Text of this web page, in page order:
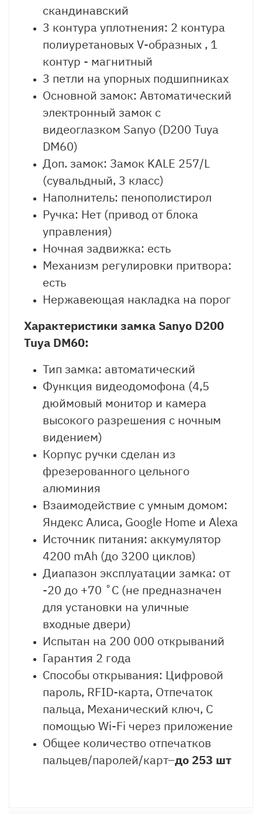
скандинавский
3 контура уплотнения: 2 контура
полиуретановых V-образных , 1
контур - магнитный
3 петли на упорных подшипниках
Основной замок: Автоматический
электронный замок с
видеоглазком Sanyo (D200 Tuya
DM60)
Доп. замок: Замок KALE 257/L
(сувальдный, 3 класс)
Наполнитель: пенополистирол
Ручка: Нет (привод от блока
управления)
Ночная задвижка: есть
Механизм регулировки притвора:
есть
Нержавеющая накладка на порог
Характеристики замка Sanyo D200
Tuya DM60:
Тип замка: автоматический
Функция видеодомофона (4,5
дюймовый монитор и камера
высокого разрешения с ночным
видением)
Корпус ручки сделан из
фрезерованного цельного
алюминия
Взаимодействие с умным домом:
Яндекс Алиса, Google Home и Alexa
Источник питания: аккумулятор
4200 mAh (до 3200 циклов)
Диапазон эксплуатации замка: от
-20 до +70 ˚С (не предназначен
для установки на уличные
входные двери)
Испытан на 200 000 открываний
Гарантия 2 года
Способы открывания: Цифровой
пароль, RFID-карта, Отпечаток
пальца, Механический ключ, С
помощью Wi-Fi через приложение
Общее количество отпечатков
пальцев/паролей/карт–до 253 шт